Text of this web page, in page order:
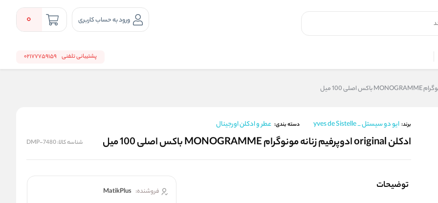
ورود به حساب کاربری 0
پشتیبانی تلفنی 02177759159
برند: ایو دو سیستل _ yves de Sistelle دسته بندی: عطر و ادکلن اورجینال
ادکلن original ادوپرفیم زنانه مونوگرام MONOGRAMME باکس اصلی 100 میل شناسه کالا:DMP-7480
توضیحات فروشنده: MatikPlus